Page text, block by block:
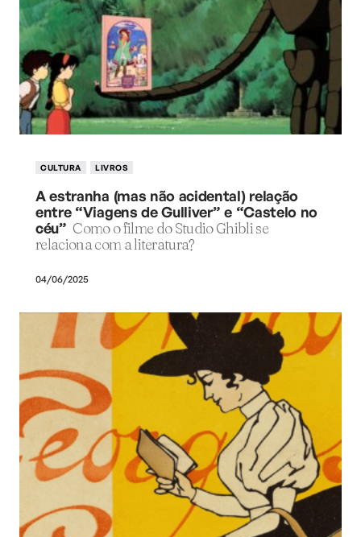
CULTURA LIVROS
A estranha (mas não acidental) relação
entre “Viagens de Gulliver” e “Castelo no
céu” Como o filme do Studio Ghibli se
relaciona com a literatura?
04/06/2025